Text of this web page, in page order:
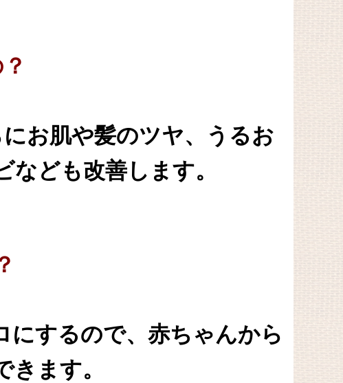
お肌や髪のツヤ、うるお
なども改善します。
にするので、赤ちゃんから
ます。